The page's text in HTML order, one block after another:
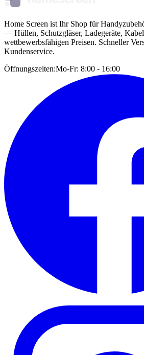
Home Screen ist Ihr Shop für
— Hüllen, Schutzgläser, Ladegeräte,
wettbewerbsfähigen Preisen. Schneller
Kundenservice.
Öffnungszeiten:Mo-Fr: 8:00 - 16:00